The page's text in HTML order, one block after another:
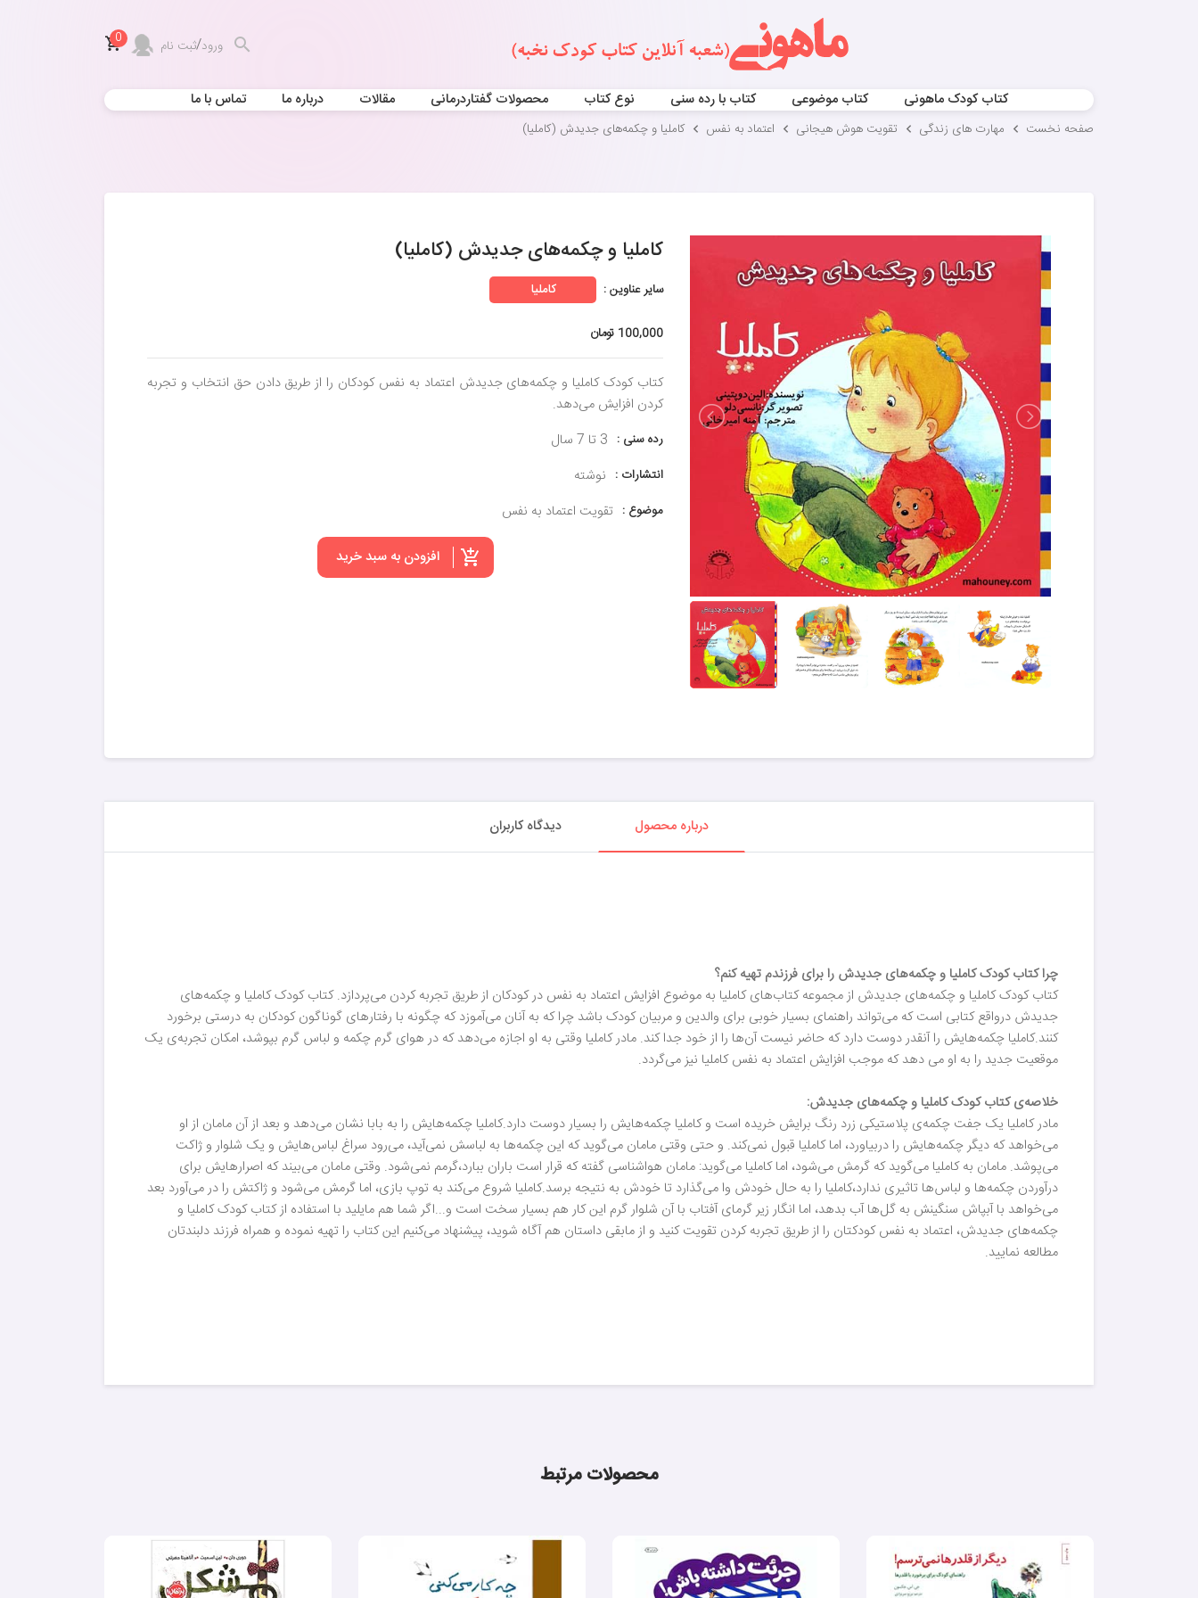
ورود/ثبت نام 0
کتاب کودک ماهونی کتاب موضوعی کتاب با رده سنی نوع کتاب محصولات گفتاردرمانی مقالات درباره ما تماس با ما
صفحه نخست مهارت های زندگی تقویت هوش هیجانی اعتماد به نفس کاملیا و چکمه‌های جدیدش (کاملیا)
کاملیا و چکمه‌های جدیدش (کاملیا)
سایر عناوین : کاملیا
100,000 تومان
کتاب کودک کاملیا و چکمه‌های جدیدش اعتماد به نفس کودکان را از طریق دادن حق انتخاب و تجربه
کردن افزایش می‌دهد.
رده سنی : 3 تا 7 سال
انتشارات : نوشته
موضوع : تقویت اعتماد به نفس
افزودن به سبد خرید
درباره محصول دیدگاه کاربران
چرا کتاب کودک کاملیا و چکمه‌های جدیدش را برای فرزندم تهیه کنم؟
کتاب کودک کاملیا و چکمه‌های جدیدش از مجموعه کتاب‌های کاملیا به موضوع افزایش اعتماد به نفس در کودکان از طریق تجربه کردن می‌پردازد. کتاب کودک کاملیا و چکمه‌های
جدیدش درواقع کتابی است که می‌تواند راهنمای بسیار خوبی برای والدین و مربیان کودک باشد چرا که به آنان می‌آموزد که چگونه با رفتارهای گوناگون کودکان به درستی برخورد
کنند.کاملیا چکمه‌هایش را آنقدر دوست دارد که حاضر نیست آن‌ها را از خود جدا کند. مادر کاملیا وقتی به او اجازه می‌دهد که در هوای گرم چکمه و لباس گرم بپوشد، امکان تجربه‌ی یک
موقعیت جدید را به او می دهد که موجب افزایش اعتماد به نفس کاملیا نیز می‌گردد.
خلاصه‌‌ی کتاب کودک کاملیا و چکمه‌های جدیدش:
مادر کاملیا یک جفت چکمه‌ی پلاستیکی زرد رنگ برایش خریده است و کاملیا چکمه‌هایش را بسیار دوست دارد.کاملیا چکمه‌هایش را به بابا نشان می‌دهد و بعد از آن مامان از او
می‌خواهد که دیگر چکمه‌هایش را دربیاورد، اما کاملیا قبول نمی‌کند. و حتی وقتی مامان می‌گوید که این چکمه‌ها به لباسش نمی‌آید، می‌رود سراغ لباس‌هایش و یک شلوار و ژاکت
می‌پوشد. مامان به کاملیا می‌گوید که گرمش می‌شود، اما کاملیا می‌گوید: مامان هواشناسی گفته که قرار است باران ببارد،گرمم نمی‌شود. وقتی مامان می‌بیند که اصرارهایش برای
درآوردن چکمه‌ها و لباس‌ها تاثیری ندارد،کاملیا را به حال خودش وا می‌گذارد تا خودش به نتیجه برسد.کاملیا شروع می‌کند به توپ بازی، اما گرمش می‌شود و ژاکتش را در می‌آورد بعد
می‌خواهد با آبپاش سنگینش به گل‌ها آب بدهد، اما انگار زیر گرمای آفتاب با آن شلوار گرم این کار هم بسیار سخت است و...اگر شما هم مایلید با استفاده از کتاب کودک کاملیا و
چکمه‌های جدیدش، اعتماد به نفس کودکتان را از طریق تجربه کردن تقویت کنید و از مابقی داستان هم آگاه شوید، پیشنهاد می‌کنیم این کتاب را تهیه نموده و همراه فرزند دلبندتان
مطالعه نمایید.
محصولات مرتبط